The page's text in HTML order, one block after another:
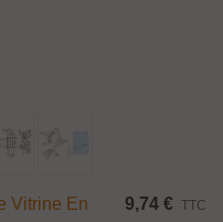
Vitrine En
9,74 € TTC